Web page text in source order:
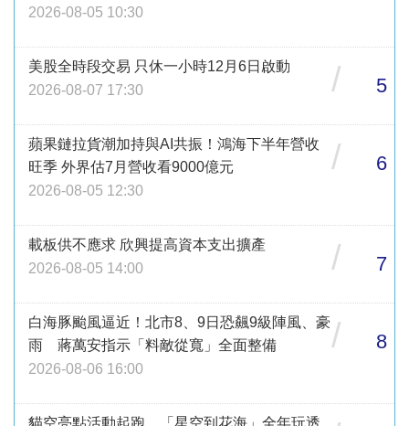
2026-08-05 10:30
美股全時段交易 只休一小時12月6日啟動
2026-08-07 17:30
/ 5
蘋果鏈拉貨潮加持與AI共振！鴻海下半年營收
旺季 外界估7月營收看9000億元
2026-08-05 12:30
/ 6
載板供不應求 欣興提高資本支出擴產
2026-08-05 14:00
/ 7
白海豚颱風逼近！北市8、9日恐飆9級陣風、豪
雨 蔣萬安指示「料敵從寬」全面整備
2026-08-06 16:00
/ 8
貓空亮點活動起跑 「星空到花海」全年玩透